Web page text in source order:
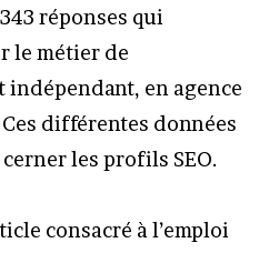
réponses qui
le métier de
indépendant, en agence
différentes données
les profils SEO.
consacré à l’emploi